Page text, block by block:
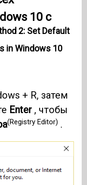
10 с
2: Set Default
in Windows 10
+ R, затем
Enter , чтобы
(Registry Editor) .